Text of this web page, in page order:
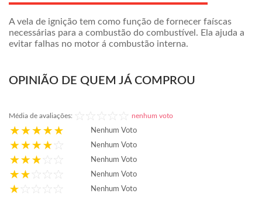
A vela de ignição tem como função de fornecer faíscas
necessárias para a combustão do combustível. Ela ajuda a
evitar falhas no motor á combustão interna.
OPINIÃO DE QUEM JÁ COMPROU
Média de avaliações: nenhum voto
Nenhum Voto
Nenhum Voto
Nenhum Voto
Nenhum Voto
Nenhum Voto